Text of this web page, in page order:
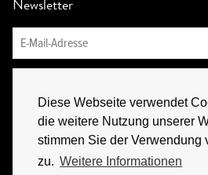
Diese Webseite verwendet
die weitere Nutzung unserer
stimmen Sie der Verwendung
zu. Weitere Informationen
Biologischer Anbau
Réserveweine
Prädikatsweine
Schlossberg Saulheim
Probstey Saulheim
Teufelspfad Essenheim
Lenchen Stadecken
Newsletter
KONTAKT